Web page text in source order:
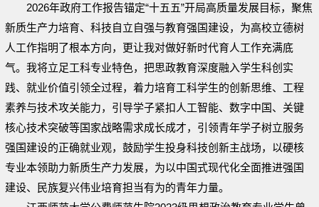
2026年政府工作报告锚定“十五五”开局高质量发展目标，聚焦
新质生产力培育、科技自立自强与教育强国建设，为高校立德树
人工作指明了根本方向，更让我对做好新时代育人工作充满底
气。我将立足工科专业特色，把思政教育深度融入学生科创实
践、就业价值引领全过程，着力培育工科学生的创新思维、工程
素养与技术攻关能力，引导学子紧扣人工智能、数字中国、关键
核心技术突破等国家战略需求成长成才，引领青年学子树立服务
强国建设的正确就业观，鼓励学生投身科技创新主战场，以硬核
专业本领助力新质生产力发展，为以中国式现代化全面推进强国
建设、民族复兴伟业培育担当有为的青年力量。